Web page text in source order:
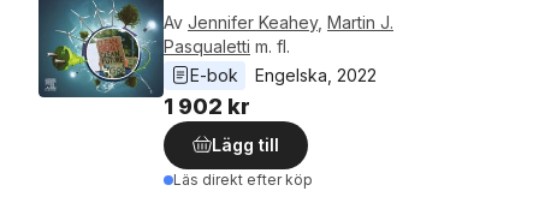
Av Jennifer Keahey, Martin J.
Pasqualetti m. fl.
E-bok
Engelska 2022
1 902 kr
Lägg till
Läs direkt efter köp